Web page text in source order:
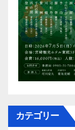
カテゴリー